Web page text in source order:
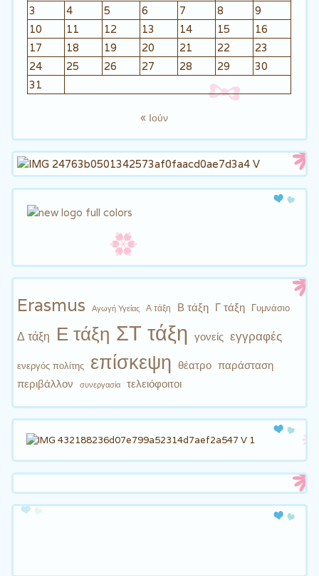
3
4 5 6 7 8
9
10
11 12 13 14 15
16
17
18 19 20 21 22
23
24
25 26 27 28 29
30
31
« Ιούν
Erasmus Αγωγή Υγείας Α τάξη Β τάξη Γ τάξη Γυμνάσιο
Δ τάξη Ε τάξη ΣΤ τάξη γονείς εγγραφές
ενεργός πολίτης επίσκεψη θέατρο παράσταση
περιβάλλον
συνεργασία τελειόφοιτοι